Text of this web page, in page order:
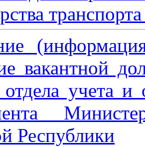
вакантной
отдела учета и
Республики